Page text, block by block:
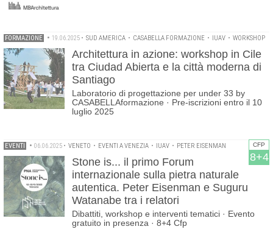
FORMAZIONE • 19.06.2025 • SUD AMERICA • CASABELLA FORMAZIONE • IUAV • WORKSHOP
Architettura in azione: workshop in Cile
tra Ciudad Abierta e la città moderna di
Santiago
Laboratorio di progettazione per under 33 by
CASABELLAformazione · Pre-iscrizioni entro il 10
luglio 2025
CFP
8+4
EVENTI • 06.06.2025 • VENETO • EVENTI A VENEZIA • IUAV • PETER EISENMAN
Stone is... il primo Forum
internazionale sulla pietra naturale
autentica. Peter Eisenman e Suguru
Watanabe tra i relatori
Dibattiti, workshop e interventi tematici · Evento
gratuito in presenza · 8+4 Cfp